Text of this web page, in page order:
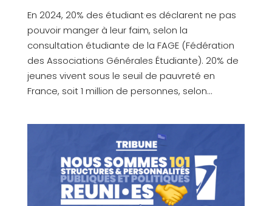
En 2024, 20% des étudiant·es déclarent ne pas
pouvoir manger à leur faim, selon la
consultation étudiante de la FAGE (Fédération
des Associations Générales Étudiante). 20% de
jeunes vivent sous le seuil de pauvreté en
France, soit 1 million de personnes, selon...